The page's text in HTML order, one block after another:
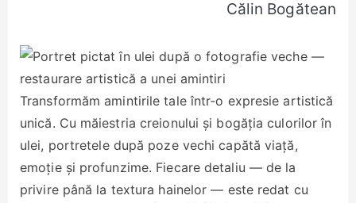
Călin Bogătean
Transformăm amintirile tale într‑o expresie artistică
unică. Cu măiestria creionului și bogăția culorilor în
ulei, portretele după poze vechi capătă viață,
emoție și profunzime. Fiecare detaliu — de la
privire până la textura hainelor — este redat cu